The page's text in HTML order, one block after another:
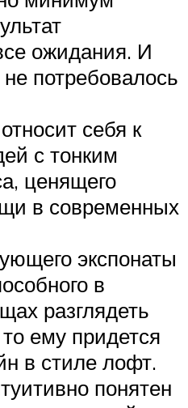
ожидания. И
потребовалось
себя к
с тонким
ценящего
в современных
экспонаты
в
разглядеть
ему придется
в стиле лофт.
понятен